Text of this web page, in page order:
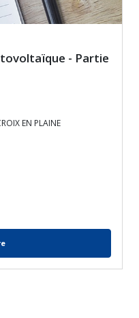
- Partie
EN PLAINE